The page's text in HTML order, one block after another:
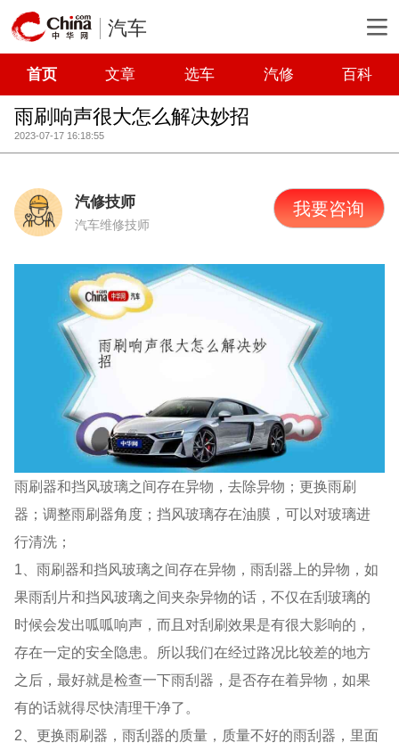
汽车
首页 文章 选车 汽修 百科
雨刷响声很大怎么解决妙招
2023-07-17 16:18:55
汽修技师
汽车维修技师
我要咨询
雨刷器和挡风玻璃之间存在异物，去除异物；更换雨刷
器；调整雨刷器角度；挡风玻璃存在油膜，可以对玻璃进
行清洗；
1、雨刷器和挡风玻璃之间存在异物，雨刮器上的异物，如
果雨刮片和挡风玻璃之间夹杂异物的话，不仅在刮玻璃的
时候会发出呱呱响声，而且对刮刷效果是有很大影响的，
存在一定的安全隐患。所以我们在经过路况比较差的地方
之后，最好就是检查一下雨刮器，是否存在着异物，如果
有的话就得尽快清理干净了。
2、更换雨刷器，雨刮器的质量，质量不好的雨刮器，里面